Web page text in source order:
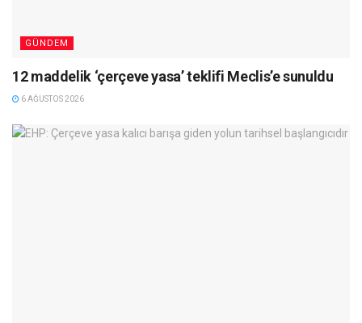
GÜNDEM
12 maddelik ‘çerçeve yasa’ teklifi Meclis’e sunuldu
6 AĞUSTOS 2026